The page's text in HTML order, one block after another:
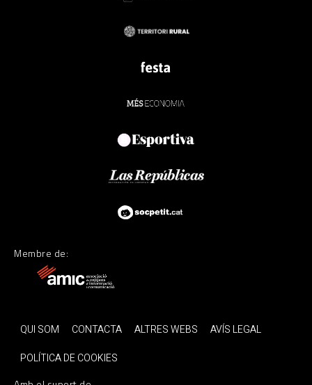
Membre de:
QUI SOM CONTACTA ALTRES WEBS
AVÍS LEGAL
POLÍTICA DE COOKIES